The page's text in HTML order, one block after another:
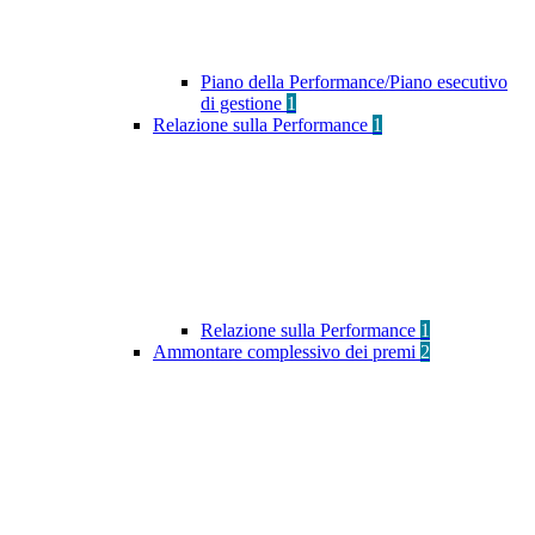
Piano della Performance/Piano esecutivo
di gestione 1
Relazione sulla Performance 1
Relazione sulla Performance 1
Ammontare complessivo dei premi 2